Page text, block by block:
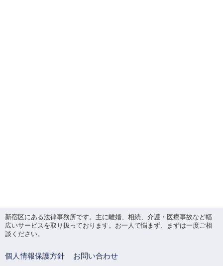
新宿区にある法律事務所です。主に離婚、相続、介護・医療事故など幅
広いサービスを取り扱っております。お一人で悩まず、まずは一度ご相
談ください。
個人情報保護方針 お問い合わせ